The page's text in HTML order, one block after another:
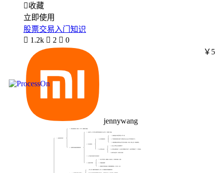
收藏
立即使用
股票交易入门知识
 1.2k  2  0
jennywang
￥5